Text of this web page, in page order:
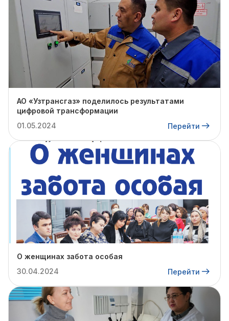
АО «Узтрансгаз» поделилось результатами
цифровой трансформации
01.05.2024
Перейти
О женщинах забота особая
30.04.2024
Перейти